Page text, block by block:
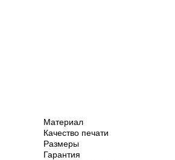
Материал
Качество печати
Размеры
Гарантия